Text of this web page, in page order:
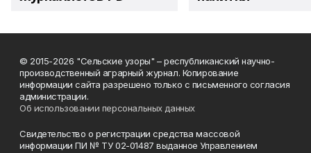
© 2015-2026 "Сельские узоры" – республиканский научно-
производственный аграрный журнал. Копирование
информации сайта разрешено только с письменного согласия
администрации.
Об использовании персональных данных
Свидетельство о регистрации средства массовой
информации ПИ № ТУ 02-01487 выданное Управлением